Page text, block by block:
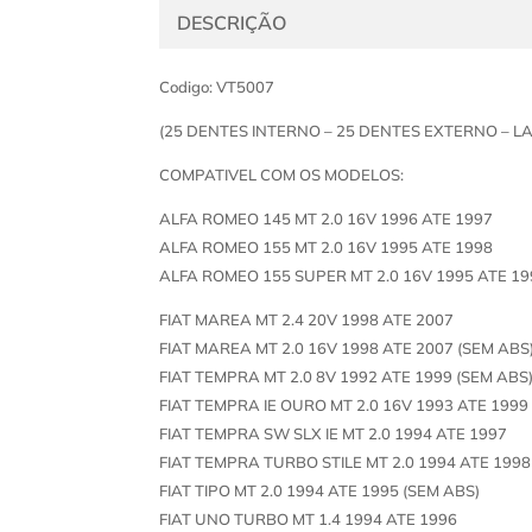
DESCRIÇÃO
Codigo: VT5007
(25 DENTES INTERNO – 25 DENTES EXTERNO –
COMPATIVEL COM OS MODELOS:
ALFA ROMEO 145 MT 2.0 16V 1996 ATE 1997
ALFA ROMEO 155 MT 2.0 16V 1995 ATE 1998
ALFA ROMEO 155 SUPER MT 2.0 16V 1995 ATE
FIAT MAREA MT 2.4 20V 1998 ATE 2007
FIAT MAREA MT 2.0 16V 1998 ATE 2007 (SEM
FIAT TEMPRA MT 2.0 8V 1992 ATE 1999 (SEM
FIAT TEMPRA IE OURO MT 2.0 16V 1993 ATE 1999
FIAT TEMPRA SW SLX IE MT 2.0 1994 ATE 1997
FIAT TEMPRA TURBO STILE MT 2.0 1994 ATE 1998
FIAT TIPO MT 2.0 1994 ATE 1995 (SEM ABS)
FIAT UNO TURBO MT 1.4 1994 ATE 1996